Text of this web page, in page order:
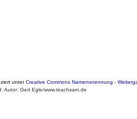
unterCreative Commons Namensnennung -
Autor: Gert Egle/www.teachsam.de